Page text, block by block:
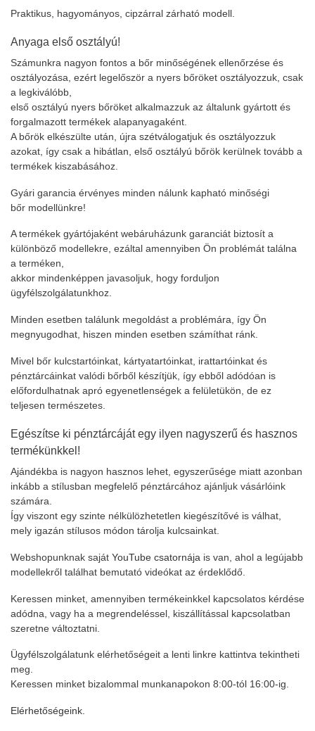
Praktikus, hagyományos, cipzárral zárható modell.
Anyaga első osztályú!
Számunkra nagyon fontos a bőr minőségének ellenőrzése és
osztályozása, ezért legelőször a nyers bőröket osztályozzuk, csak
a legkiválóbb,
első osztályú nyers bőröket alkalmazzuk az általunk gyártott és
forgalmazott termékek alapanyagaként.
A bőrök elkészülte után, újra szétválogatjuk és osztályozzuk
azokat, így csak a hibátlan, első osztályú bőrök kerülnek tovább a
termékek kiszabásához.
Gyári garancia érvényes minden nálunk kapható minőségi
bőr modellünkre!
A termékek gyártójaként webáruházunk garanciát biztosít a
különböző modellekre, ezáltal amennyiben Ön problémát találna
a terméken,
akkor mindenképpen javasoljuk, hogy forduljon
ügyfélszolgálatunkhoz.
Minden esetben találunk megoldást a problémára, így Ön
megnyugodhat, hiszen minden esetben számíthat ránk.
Mivel bőr kulcstartóinkat, kártyatartóinkat, irattartóinkat és
pénztárcáinkat valódi bőrből készítjük, így ebből adódóan is
előfordulhatnak apró egyenetlenségek a felületükön, de ez
teljesen természetes.
Egészítse ki pénztárcáját egy ilyen nagyszerű és hasznos
termékünkkel!
Ajándékba is nagyon hasznos lehet, egyszerűsége miatt azonban
inkább a stílusban megfelelő pénztárcához ajánljuk vásárlóink
számára.
Így viszont egy szinte nélkülözhetetlen kiegészítővé is válhat,
mely igazán stílusos módon tárolja kulcsainkat.
Webshopunknak saját YouTube csatornája is van, ahol a legújabb
modellekről találhat bemutató videókat az érdeklődő.
Keressen minket, amennyiben termékeinkkel kapcsolatos kérdése
adódna, vagy ha a megrendeléssel, kiszállítással kapcsolatban
szeretne változtatni.
Ügyfélszolgálatunk elérhetőségeit a lenti linkre kattintva tekintheti
meg.
Keressen minket bizalommal munkanapokon 8:00-tól 16:00-ig.
Elérhetőségeink.